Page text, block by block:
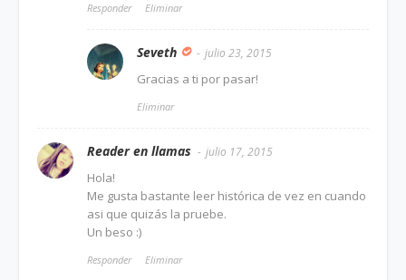
Responder Eliminar
Seveth julio 23, 2015
Gracias a ti por pasar!
Eliminar
Reader en llamas julio 17, 2015
Hola!
Me gusta bastante leer histórica de vez en cuando
asi que quizás la pruebe.
Un beso :)
Responder Eliminar